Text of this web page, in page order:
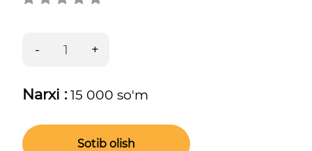
Narxi :15 000 so'm
Sotib olish